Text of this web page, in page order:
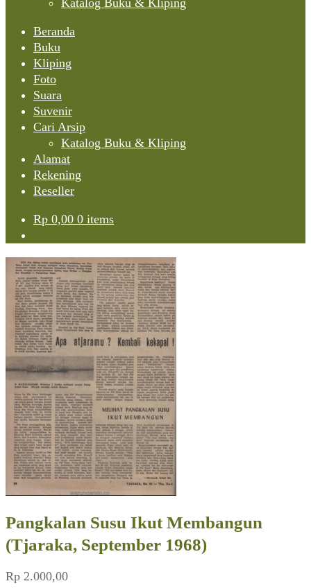
Katalog Buku & Kliping
Beranda
Buku
Kliping
Foto
Suara
Suvenir
Cari Arsip
Katalog Buku & Kliping
Alamat
Rekening
Reseller
Rp 0,00 0 items
Pangkalan Susu Ikut Membangun
(Tjaraka, September 1968)
Rp 2.000,00